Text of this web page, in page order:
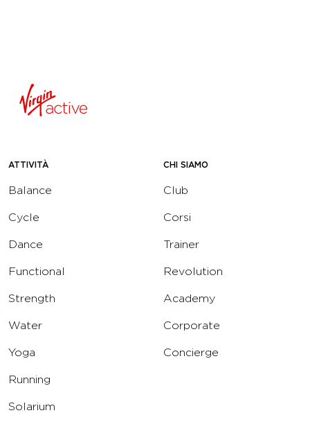
ATTIVITÀ
Balance
Cycle
Dance
Functional
Strength
Water
Yoga
Running
Solarium
CHI SIAMO
Club
Corsi
Trainer
Revolution
Academy
Corporate
Concierge